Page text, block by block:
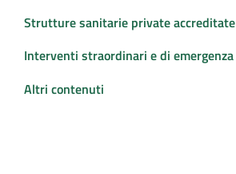
Strutture sanitarie private accreditate
Interventi straordinari e di emergenza
Altri contenuti